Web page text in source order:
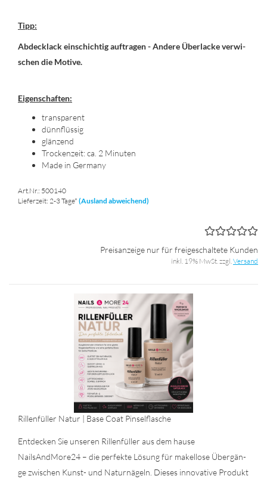
Tipp:
Ab­deck­lack ein­schich­tig auf­tra­gen - An­de­re Über­la­cke ver­wi­
schen die Mo­ti­ve.
Ei­gen­schaf­ten:
trans­pa­rent
dünn­flüs­sig
glän­zend
Tro­cken­zeit: ca. 2 Mi­nu­ten
Made in Ger­ma­ny
Art.Nr.: 500140
Lieferzeit: 2-3 Tage* (Ausland abweichend)
Preisanzeige nur für freigeschaltete Kunden
inkl. 19% MwSt. zzgl.Versand
Ril­len­fül­ler Natur | Base Coat Pin­sel­fla­sche
Ent­de­cken Sie un­se­ren Ril­len­fül­ler aus dem hause
NailsAndMore24 – die per­fek­te Lö­sung für ma­kel­lo­se Über­gän­
ge zwi­schen Kunst-​ und Na­tur­nä­geln. Die­ses in­no­va­ti­ve Pro­dukt